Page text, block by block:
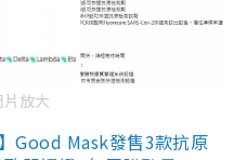
放大
Good Mask發售3款抗原